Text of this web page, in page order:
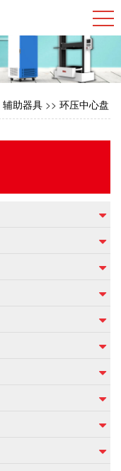
辅助器具 >> 环压中心盘